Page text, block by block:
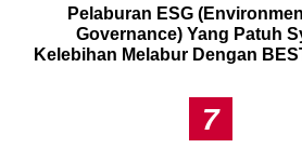
Pelaburan ESG
Governance) Yang Patuh
Kelebihan Melabur Dengan
7